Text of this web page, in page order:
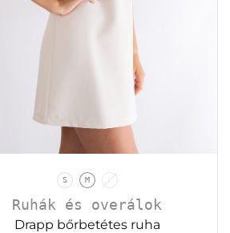
S M L
Ruhák és overálok
Drapp bőrbetétes ruha